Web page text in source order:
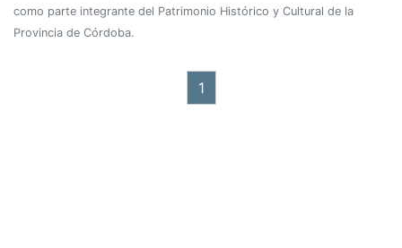
como parte integrante del Patrimonio Histórico y Cultural de la
Provincia de Córdoba.
1